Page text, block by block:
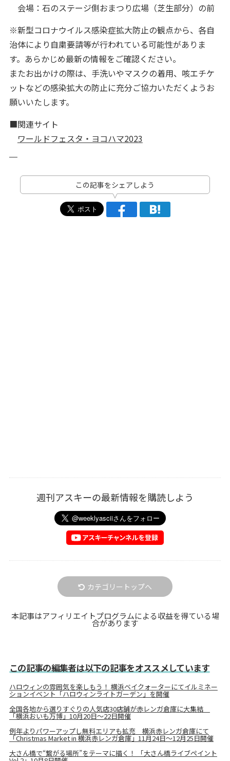
会場：石のステージ側おまつり広場（芝生部分）の前
※新型コロナウイルス感染症拡大防止の観点から、各自
治体により自粛要請等が行われている可能性がありま
す。あらかじめ最新の情報をご確認ください。
またお出かけの際は、手洗いやマスクの着用、咳エチケ
ットなどの感染拡大の防止に充分ご協力いただくようお
願いいたします。
■関連サイト
ワールドフェスタ・ヨコハマ2023
この記事をシェアしよう
週刊アスキーの最新情報を購読しよう
カテゴリートップへ
本記事はアフィリエイトプログラムによる収益を得ている場
合があります
この記事の編集者は以下の記事をオススメしています
ハロウィンの雰囲気を楽しもう！ 横浜ベイクォーターにてイルミネー
ションイベント「ハロウィンライトガーデン」を開催
全国各地から選りすぐりの人気店30店舗が赤レンガ倉庫に大集結
「横浜おいも万博」10月20日～22日開催
例年よりパワーアップし無料エリアも拡充 横浜赤レンガ倉庫にて
「Christmas Market in 横浜赤レンガ倉庫」11月24日～12月25日開催
大さん橋で“繋がる場所”をテーマに描く！ 「大さん橋ライブペイント